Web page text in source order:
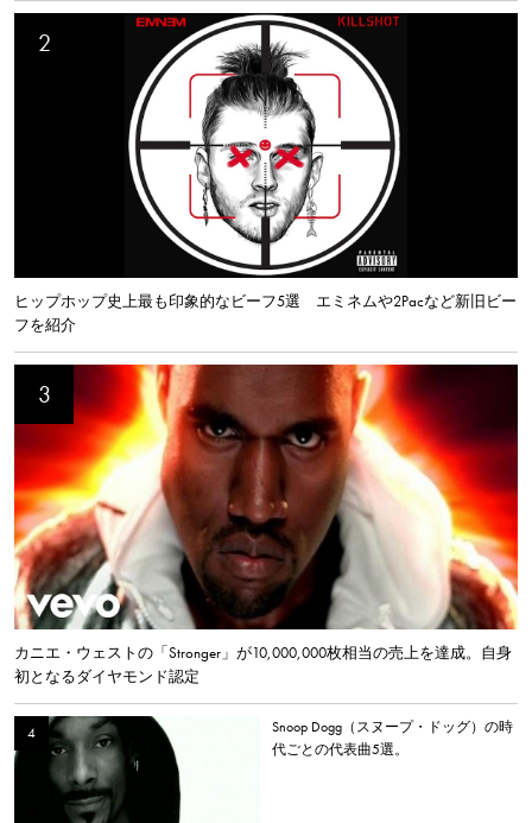
ヒップホップ史上最も印象的なビーフ5選 エミネムや2Pacなど新旧ビー
フを紹介
カニエ・ウェストの「Stronger」が10,000,000枚相当の売上を達成。自身
初となるダイヤモンド認定
Snoop Dogg（スヌープ・ドッグ）の時
代ごとの代表曲5選。